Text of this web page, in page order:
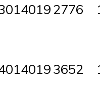
2776
3652